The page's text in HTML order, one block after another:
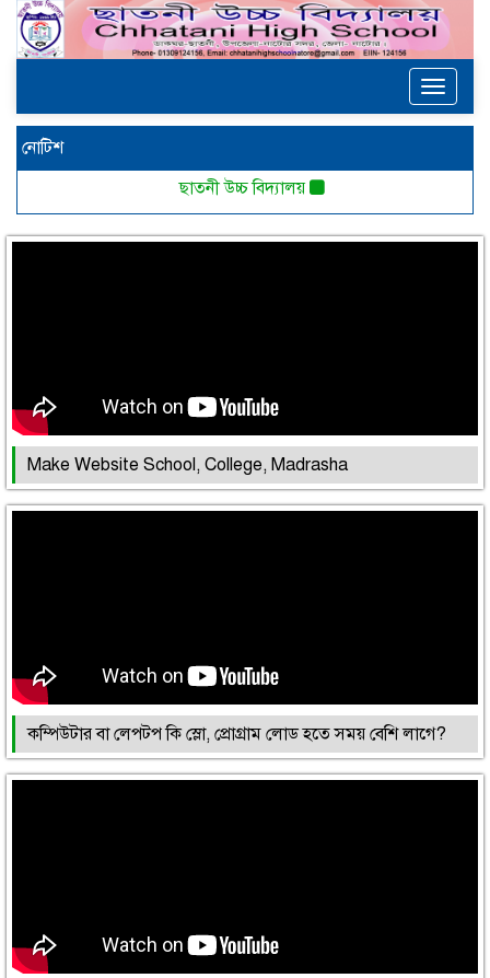
Toggle
নোটিশ
ছাতনী উচ্চ বিদ্যালয়
Make Website School, College, Madrasha
কম্পিউটার বা লেপটপ কি স্লো, প্রোগ্রাম লোড হতে সময় বেশি লাগে?